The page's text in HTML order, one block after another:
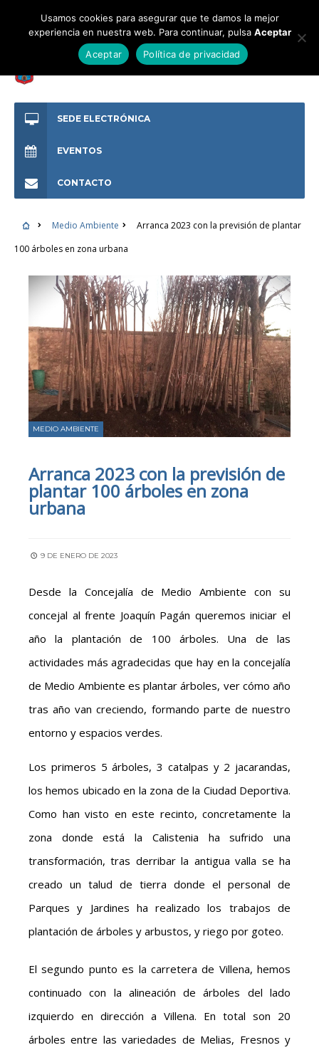
SEDE ELECTRÓNICA
EVENTOS
CONTACTO
Medio Ambiente
Arranca 2023 con la previsión de plantar
100 árboles en zona urbana
MEDIO AMBIENTE
Arranca 2023 con la previsión de
plantar 100 árboles en zona
urbana
9 DE ENERO DE 2023
Desde la Concejalía de Medio Ambiente con su
concejal al frente Joaquín Pagán queremos iniciar el
año la plantación de 100 árboles. Una de las
actividades más agradecidas que hay en la concejalía
de Medio Ambiente es plantar árboles, ver cómo año
tras año van creciendo, formando parte de nuestro
entorno y espacios verdes.
Los primeros 5 árboles, 3 catalpas y 2 jacarandas,
los hemos ubicado en la zona de la Ciudad Deportiva.
Como han visto en este recinto, concretamente la
zona donde está la Calistenia ha sufrido una
transformación, tras derribar la antigua valla se ha
creado un talud de tierra donde el personal de
Parques y Jardines ha realizado los trabajos de
plantación de árboles y arbustos, y riego por goteo.
El segundo punto es la carretera de Villena, hemos
continuado con la alineación de árboles del lado
izquierdo en dirección a Villena. En total son 20
árboles entre las variedades de Melias, Fresnos y
Usamos cookies para asegurar que te damos la mejor
experiencia en nuestra web. Para continuar, pulsa Aceptar
Aceptar
Política de privacidad